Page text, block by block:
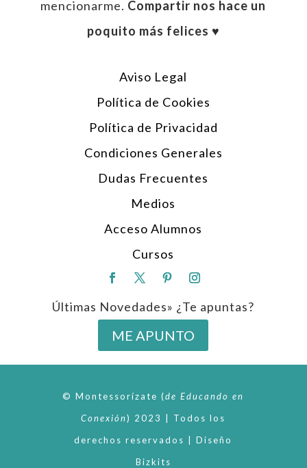
mencionarme. Compartir nos hace un
poquito más felices ♥︎
Aviso Legal
Política de Cookies
Política de Privacidad
Condiciones Generales
Dudas Frecuentes
Medios
Acceso Alumnos
Cursos
Últimas Novedades» ¿Te apuntas?
ME APUNTO
© Montessorízate(de Educando en
Conexión) 2023 | Todos los
derechos reservados | Diseño
Bizkits